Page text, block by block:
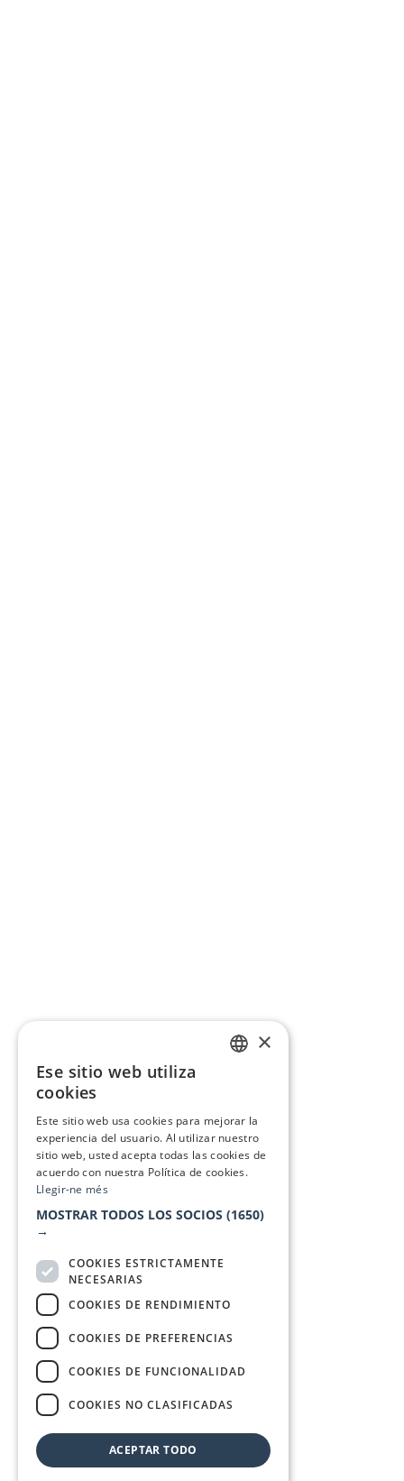
×
Ese sitio web utiliza
cookies
Este sitio web usa cookies para mejorar la
experiencia del usuario. Al utilizar nuestro
sitio web, usted acepta todas las cookies de
acuerdo con nuestra Política de cookies.
Llegir-ne més
MOSTRAR TODOS LOS SOCIOS (1650)
→
COOKIES ESTRICTAMENTE
NECESARIAS
COOKIES DE RENDIMIENTO
COOKIES DE PREFERENCIAS
COOKIES DE FUNCIONALIDAD
COOKIES NO CLASIFICADAS
ACEPTAR TODO